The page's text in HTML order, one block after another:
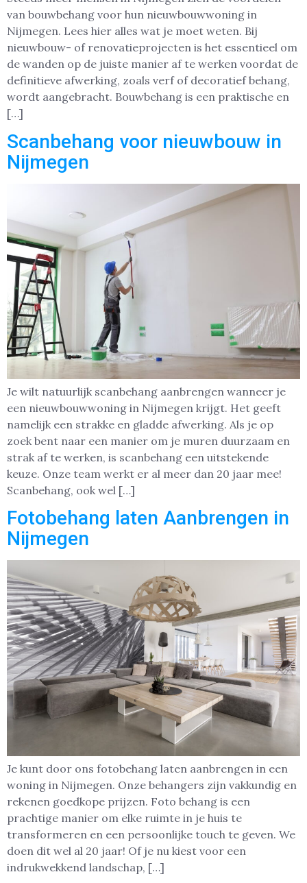
van bouwbehang voor hun nieuwbouwwoning in
Nijmegen. Lees hier alles wat je moet weten. Bij
nieuwbouw- of renovatieprojecten is het essentieel om
de wanden op de juiste manier af te werken voordat de
definitieve afwerking, zoals verf of decoratief behang,
wordt aangebracht. Bouwbehang is een praktische en
[…]
Scanbehang voor nieuwbouw in
Nijmegen
Je wilt natuurlijk scanbehang aanbrengen wanneer je
een nieuwbouwwoning in Nijmegen krijgt. Het geeft
namelijk een strakke en gladde afwerking. Als je op
zoek bent naar een manier om je muren duurzaam en
strak af te werken, is scanbehang een uitstekende
keuze. Onze team werkt er al meer dan 20 jaar mee!
Scanbehang, ook wel […]
Fotobehang laten Aanbrengen in
Nijmegen
Je kunt door ons fotobehang laten aanbrengen in een
woning in Nijmegen. Onze behangers zijn vakkundig en
rekenen goedkope prijzen. Foto behang is een
prachtige manier om elke ruimte in je huis te
transformeren en een persoonlijke touch te geven. We
doen dit wel al 20 jaar! Of je nu kiest voor een
indrukwekkend landschap, […]